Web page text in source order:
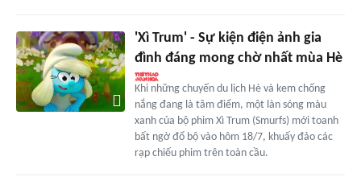
'Xì Trum' - Sự kiện điện ảnh gia
đình đáng mong chờ nhất mùa Hè
Khi những chuyến du lịch Hè và kem chống
nắng đang là tâm điểm, một làn sóng màu
xanh của bộ phim Xì Trum (Smurfs) mới toanh
bất ngờ đổ bộ vào hôm 18/7, khuấy đảo các
rạp chiếu phim trên toàn cầu.